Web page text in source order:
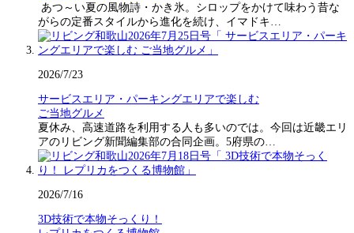
あつ～い夏の風物詩・かき氷。シロップをかけて味わう昔な
がらの定番スタイルから進化を続け、イマドキ…
2026/7/23
サービスエリア・パーキングエリアで楽しむ
ご当地グルメ
夏休み、高速道路を利用する人も多いのでは。今回は近畿エリ
アのリビング新聞編集部の合同企画。5府県の…
2026/7/16
3D技術で本物そっくり！